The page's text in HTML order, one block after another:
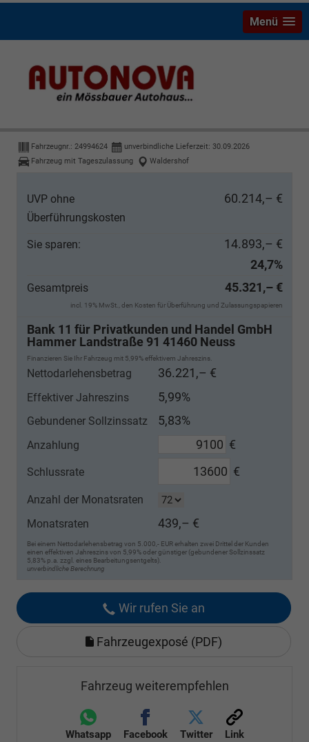
Menü
Fahrzeugnr.: 24994624 unverbindliche Lieferzeit: 30.09.2026
Fahrzeug mit Tageszulassung
Waldershof
UVP ohne
Überführungskosten
60.214,– €
Sie sparen:
14.893,– €
24,7%
Gesamtpreis 45.321,– €
incl. 19% MwSt., den Kosten für Überführung und Zulassungspapieren
Bank 11 für Privatkunden und Handel GmbH
Hammer Landstraße 91 41460 Neuss
Finanzieren Sie Ihr Fahrzeug mit 5,99% effektivem Jahreszins.
Nettodarlehensbetrag 36.221,– €
Effektiver Jahreszins 5,99%
Gebundener Sollzinssatz 5,83%
Anzahlung €
Schlussrate €
Anzahl der Monatsraten
Monatsraten
439,– €
Bei einem Nettodarlehensbetrag von 5.000,- EUR erhalten zwei Drittel der Kunden
einen effektiven Jahreszins von 5,99% oder günstiger (gebundener Sollzinssatz
5,83% p.a. zzgl. eines Bearbeitungsentgelts).
unverbindliche Berechnung
Wir rufen Sie an
Fahrzeugexposé (PDF)
Fahrzeug weiterempfehlen
Whatsapp Facebook Twitter Link